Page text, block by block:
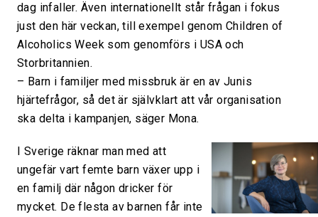
dag infaller. Även internationellt står frågan i fokus
just den här veckan, till exempel genom Children of
Alcoholics Week som genomförs i USA och
Storbritannien.
– Barn i familjer med missbruk är en av Junis
hjärtefrågor, så det är självklart att vår organisation
ska delta i kampanjen, säger Mona.
I Sverige räknar man med att
ungefär vart femte barn växer upp i
en familj där någon dricker för
mycket. De flesta av barnen får inte